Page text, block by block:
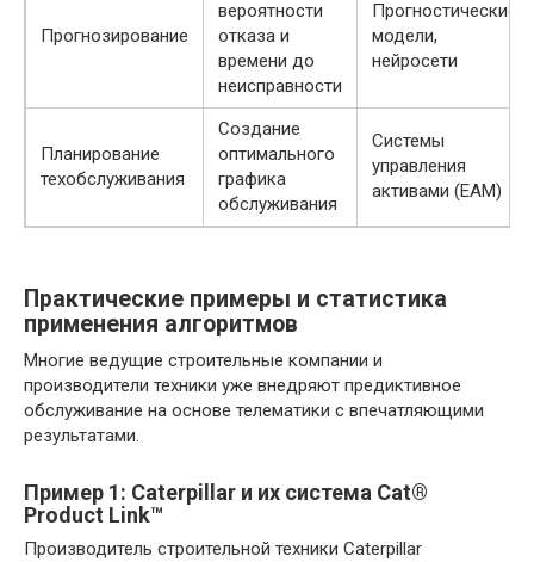
Прогнозирование
вероятности
отказа и
времени до
неисправности
Прогностические
модели,
нейросети
Планирование
техобслуживания
Создание
оптимального
графика
обслуживания
Системы
управления
активами (EAM)
Практические примеры и статистика
применения алгоритмов
Многие ведущие строительные компании и
производители техники уже внедряют предиктивное
обслуживание на основе телематики с впечатляющими
результатами.
Пример 1: Caterpillar и их система Cat®
Product Link™
Производитель строительной техники Caterpillar